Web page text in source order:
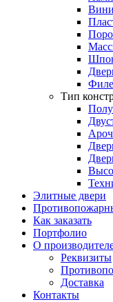
Тип
Элитные двери
Как заказать
Портфолио
О
Реквизиты
Доставка
Контакты